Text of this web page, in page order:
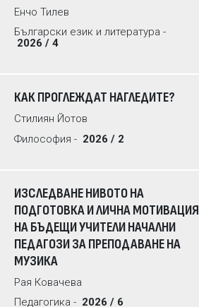
Енчо Тилев
Български език и литература -
2026 / 4
КАК ПРОГЛЕЖДАТ НАГЛЕДИТЕ?
Стилиян Йотов
Философия - 2026 / 2
ИЗСЛЕДВАНЕ НИВОТО НА
ПОДГОТОВКА И ЛИЧНА МОТИВАЦИЯ
НА БЪДЕЩИ УЧИТЕЛИ НАЧАЛНИ
ПЕДАГОЗИ ЗА ПРЕПОДАВАНЕ НА
МУЗИКА
Рая Ковачева
Педагогика - 2026 / 6